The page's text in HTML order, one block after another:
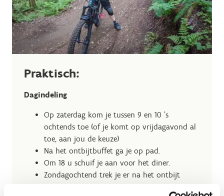
Praktisch:
Dagindeling
Op zaterdag kom je tussen 9 en 10 's
ochtends toe (of je komt op vrijdagavond al
toe, aan jou de keuze)
Na het ontbijtbuffet ga je op pad.
Om 18 u schuif je aan voor het diner.
Zondagochtend trek je er na het ontbijt